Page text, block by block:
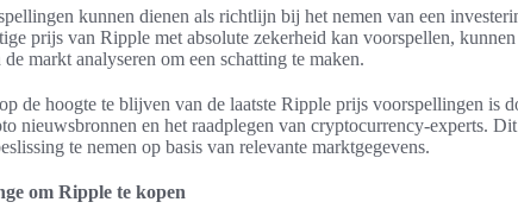
kunnen dienen als richtlijn bij het nemen van een
prijs van Ripple met absolute zekerheid kan voorspellen,
markt analyseren om een schatting te maken.
de hoogte te blijven van de laatste Ripple prijs voorspellingen is
nieuwsbronnen en het raadplegen van cryptocurrency-experts.
te nemen op basis van relevante marktgegevens.
om Ripple te kopen